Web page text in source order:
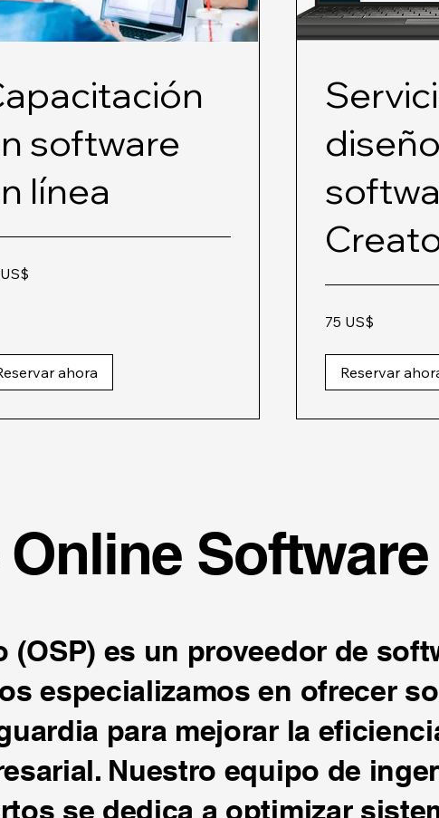
software
línea
ahora
dólares
estadounidenses
75 US$
Reservar
(OSP) es un proveedor de
especializamos en ofrecer
para mejorar la
Nuestro equipo de
se dedica a optimizar